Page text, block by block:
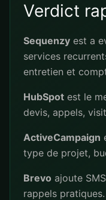
Verdict
Sequenzy est a
services
entretien et
HubSpot est le
devis, appels,
ActiveCampaign
type de projet,
Brevo ajoute
rappels pratiques.